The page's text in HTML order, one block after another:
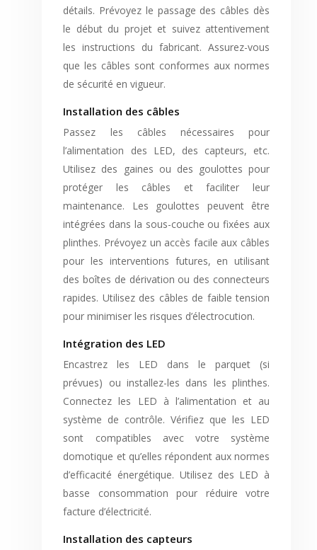
détails. Prévoyez le passage des câbles dès
le début du projet et suivez attentivement
les instructions du fabricant. Assurez-vous
que les câbles sont conformes aux normes
de sécurité en vigueur.
Installation des câbles
Passez les câbles nécessaires pour
l’alimentation des LED, des capteurs, etc.
Utilisez des gaines ou des goulottes pour
protéger les câbles et faciliter leur
maintenance. Les goulottes peuvent être
intégrées dans la sous-couche ou fixées aux
plinthes. Prévoyez un accès facile aux câbles
pour les interventions futures, en utilisant
des boîtes de dérivation ou des connecteurs
rapides. Utilisez des câbles de faible tension
pour minimiser les risques d’électrocution.
Intégration des LED
Encastrez les LED dans le parquet (si
prévues) ou installez-les dans les plinthes.
Connectez les LED à l’alimentation et au
système de contrôle. Vérifiez que les LED
sont compatibles avec votre système
domotique et qu’elles répondent aux normes
d’efficacité énergétique. Utilisez des LED à
basse consommation pour réduire votre
facture d’électricité.
Installation des capteurs